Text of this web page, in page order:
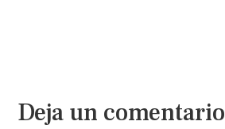
Deja un comentario